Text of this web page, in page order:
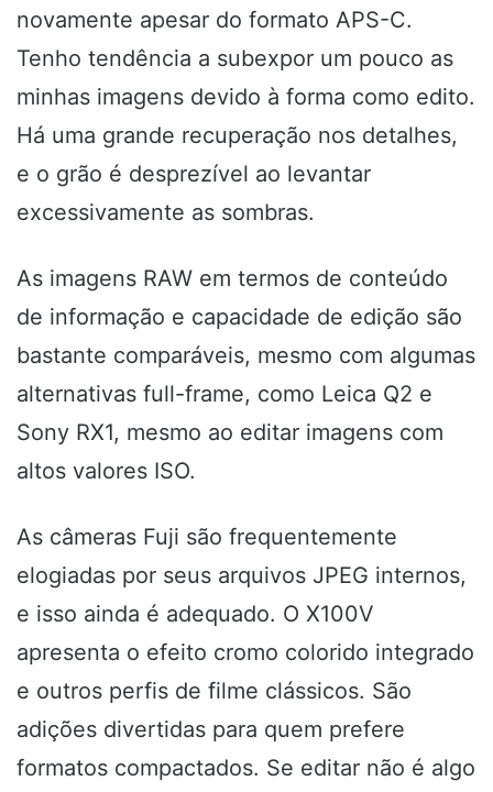
novamente apesar do formato APS-C.
Tenho tendência a subexpor um pouco as
minhas imagens devido à forma como edito.
Há uma grande recuperação nos detalhes,
e o grão é desprezível ao levantar
excessivamente as sombras.
As imagens RAW em termos de conteúdo
de informação e capacidade de edição são
bastante comparáveis, mesmo com algumas
alternativas full-frame, como Leica Q2 e
Sony RX1, mesmo ao editar imagens com
altos valores ISO.
As câmeras Fuji são frequentemente
elogiadas por seus arquivos JPEG internos,
e isso ainda é adequado. O X100V
apresenta o efeito cromo colorido integrado
e outros perfis de filme clássicos. São
adições divertidas para quem prefere
formatos compactados. Se editar não é algo